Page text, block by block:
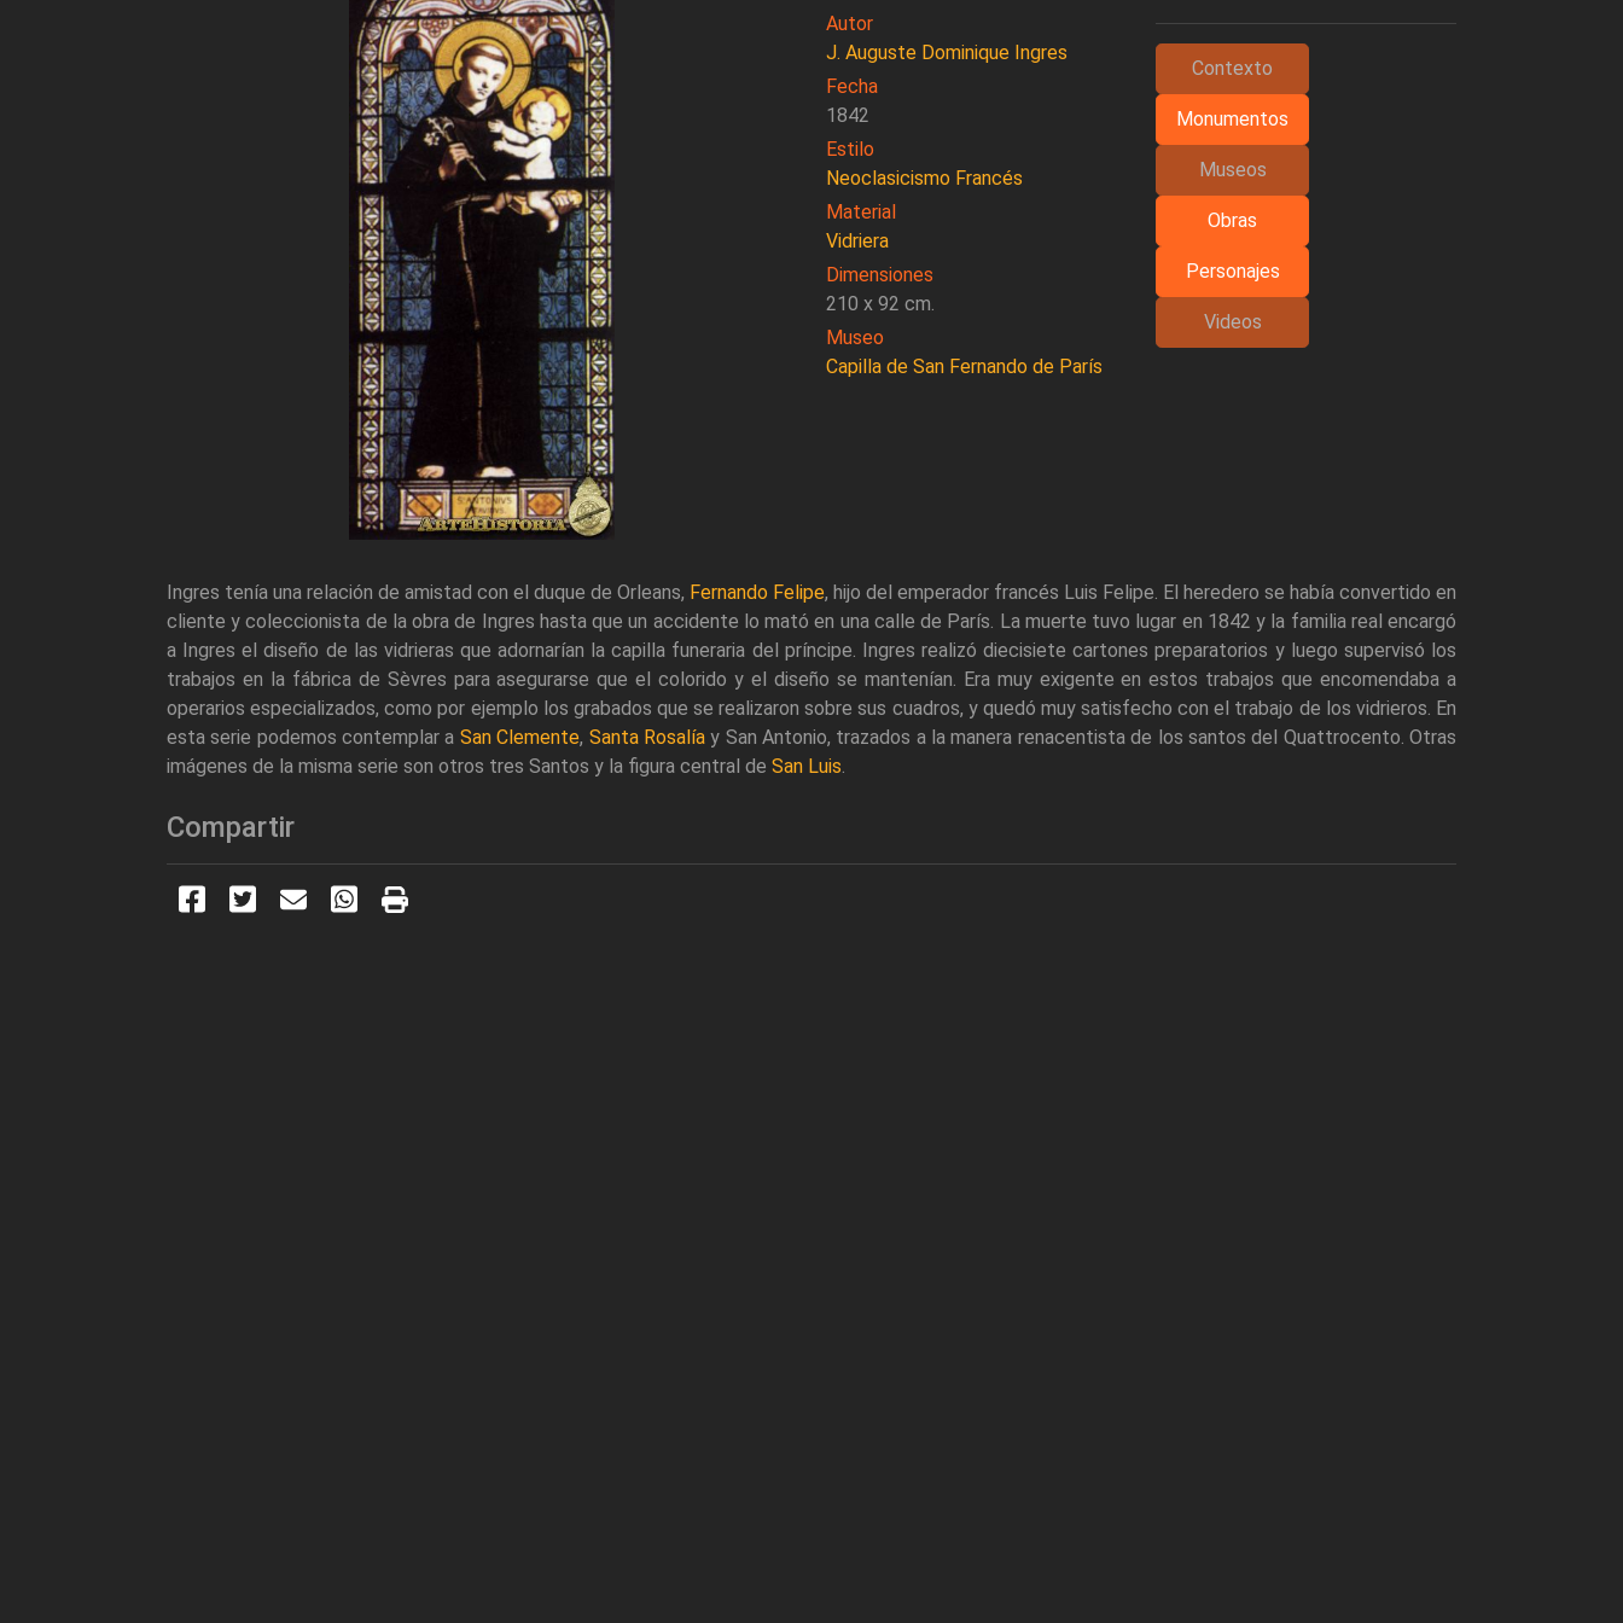
Autor
J. Auguste Dominique Ingres
Fecha
1842
Estilo
Neoclasicismo Francés
Material
Vidriera
Dimensiones
210 x 92 cm.
Museo
Capilla de San Fernando de París
Contexto
Monumentos
Museos
Obras
Personajes
Videos
Ingres tenía una relación de amistad con el duque de Orleans, Fernando Felipe, hijo del emperador francés Luis Felipe. El heredero se había convertido en
cliente y coleccionista de la obra de Ingres hasta que un accidente lo mató en una calle de París. La muerte tuvo lugar en 1842 y la familia real encargó
a Ingres el diseño de las vidrieras que adornarían la capilla funeraria del príncipe. Ingres realizó diecisiete cartones preparatorios y luego supervisó los
trabajos en la fábrica de Sèvres para asegurarse que el colorido y el diseño se mantenían. Era muy exigente en estos trabajos que encomendaba a
operarios especializados, como por ejemplo los grabados que se realizaron sobre sus cuadros, y quedó muy satisfecho con el trabajo de los vidrieros. En
esta serie podemos contemplar a San Clemente, Santa Rosalíay San Antonio, trazados a la manera renacentista de los santos del Quattrocento. Otras
imágenes de la misma serie son otros tres Santos y la figura central de San Luis.
Compartir